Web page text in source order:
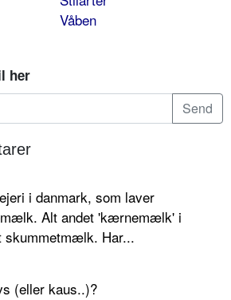
Våben
her
i danmark, som laver
Alt andet 'kærnemælk' i
skummetmælk. Har...
(eller kaus..)?